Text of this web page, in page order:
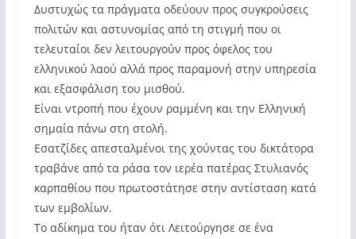
Δυστυχώς τα πράγματα οδεύουν προς συγκρούσεις
πολιτών και αστυνομίας από τη στιγμή που οι
τελευταίοι δεν λειτουργούν προς όφελος του
ελληνικού λαού αλλά προς παραμονή στην υπηρεσία
και εξασφάλιση του μισθού.
Είναι ντροπή που έχουν ραμμένη και την Ελληνική
σημαία πάνω στη στολή.
Εσατζίδες απεσταλμένοι της χούντας του δικτάτορα
τραβάνε από τα ράσα τον ιερέα πατέρας Στυλιανός
καρπαθίου που πρωτοστάτησε στην αντίσταση κατά
των εμβολίων.
Το αδίκημα του ήταν ότι Λειτούργησε σε ένα